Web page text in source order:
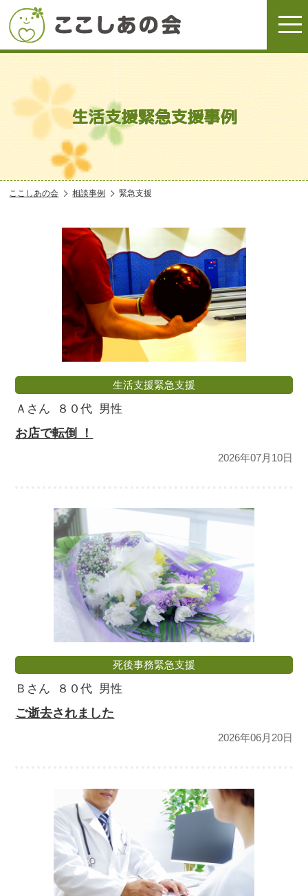
生活支援緊急支援事例
ここしあの会 相談事例 緊急支援
生活支援緊急支援
Ａさん ８０代 男性
お店で転倒 ！
2026年07月10日
死後事務緊急支援
Ｂさん ８０代 男性
ご逝去されました
2026年06月20日